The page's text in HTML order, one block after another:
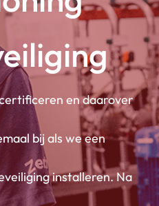
en daarover
bij als we een
installeren. Na